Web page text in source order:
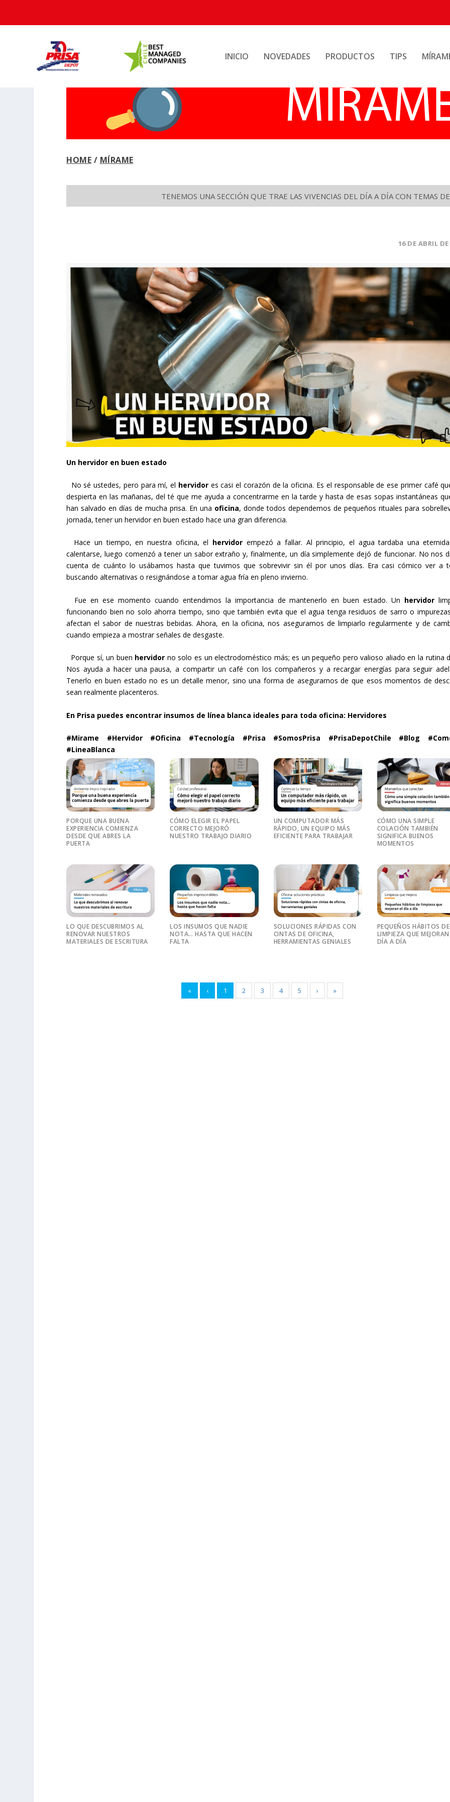
INICIO NOVEDADES PRODUCTOS TIPS
HOME / MÍRAME
TENEMOS UNA SECCIÓN QUE TRAE LAS VIVENCIAS DEL DÍA A DÍA CON TEMAS
16 DE ABRIL
Un hervidor en buen estado
No sé ustedes, pero para mí, el hervidores casi el corazón de la oficina. Es el responsable de ese primer café
despierta en las mañanas, del té que me ayuda a concentrarme en la tarde y hasta de esas sopas instantáneas
han salvado en días de mucha prisa. En una oficina, donde todos dependemos de pequeños rituales para
jornada, tener un hervidor en buen estado hace una gran diferencia.
Hace un tiempo, en nuestra oficina, el hervidorempezó a fallar. Al principio, el agua tardaba una
calentarse, luego comenzó a tener un sabor extraño y, finalmente, un día simplemente dejó de funcionar. No nos
cuenta de cuánto lo usábamos hasta que tuvimos que sobrevivir sin él por unos días. Era casi cómico ver a
buscando alternativas o resignándose a tomar agua fría en pleno invierno.
Fue en ese momento cuando entendimos la importancia de mantenerlo en buen estado. Un hervidor
funcionando bien no solo ahorra tiempo, sino que también evita que el agua tenga residuos de sarro o
afectan el sabor de nuestras bebidas. Ahora, en la oficina, nos aseguramos de limpiarlo regularmente y de
cuando empieza a mostrar señales de desgaste.
Porque sí, un buen hervidor no solo es un electrodoméstico más; es un pequeño pero valioso aliado en la rutina
Nos ayuda a hacer una pausa, a compartir un café con los compañeros y a recargar energías para seguir
Tenerlo en buen estado no es un detalle menor, sino una forma de asegurarnos de que esos momentos de
sean realmente placenteros.
En Prisa puedes encontrar insumos de línea blanca ideales para toda oficina: Hervidores
#Mirame #Hervidor #Oficina #Tecnología #Prisa #SomosPrisa #PrisaDepotChile #Blog
#LineaBlanca
PORQUE UNA BUENA
EXPERIENCIA COMIENZA
DESDE QUE ABRES LA
PUERTA
CÓMO ELEGIR EL PAPEL
CORRECTO MEJORÓ
NUESTRO TRABAJO DIARIO
UN COMPUTADOR MÁS
RÁPIDO, UN EQUIPO MÁS
EFICIENTE PARA TRABAJAR
CÓMO UNA SIMPLE
COLACIÓN TAMBIÉN
SIGNIFICA BUENOS
MOMENTOS
LO QUE DESCUBRIMOS AL
RENOVAR NUESTROS
MATERIALES DE ESCRITURA
LOS INSUMOS QUE NADIE
NOTA… HASTA QUE HACEN
FALTA
SOLUCIONES RÁPIDAS CON
CINTAS DE OFICINA,
HERRAMIENTAS GENIALES
PEQUEÑOS HÁBITOS DE
LIMPIEZA QUE
DÍA A DÍA
« ‹ 1 2 3 4 5 › »